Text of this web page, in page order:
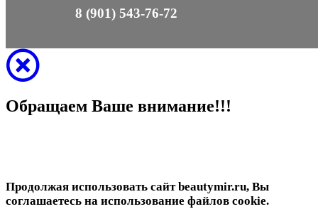
8 (901) 543-76-72
Обращаем Ваше внимание!!!
Продолжая использовать сайт beautymir.ru, Вы
соглашаетесь на использование файлов cookie.